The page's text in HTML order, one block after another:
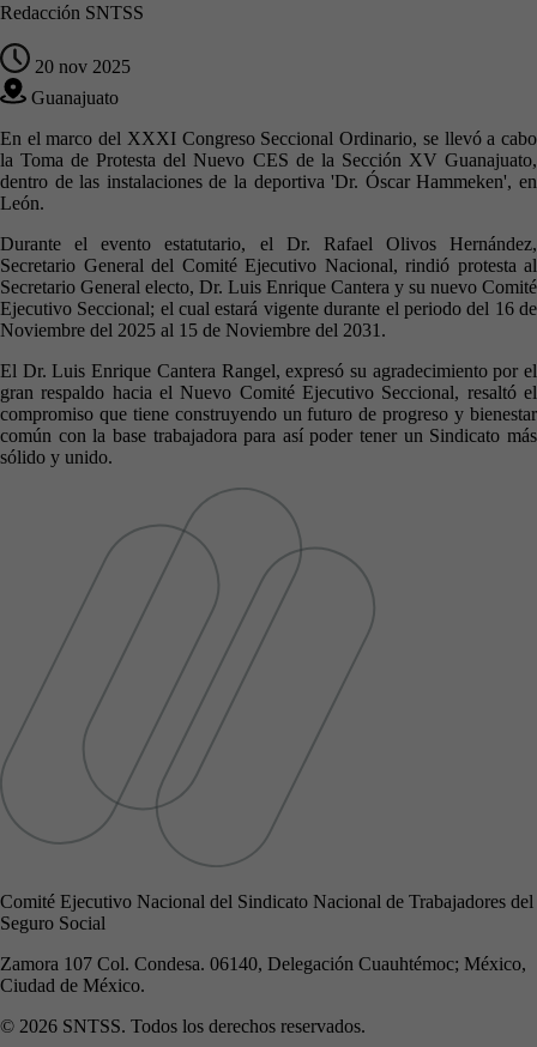
Redacción SNTSS
20 nov 2025
Guanajuato
En el marco del XXXI Congreso Seccional Ordinario, se llevó a cabo
la Toma de Protesta del Nuevo CES de la Sección XV Guanajuato,
dentro de las instalaciones de la deportiva 'Dr. Óscar Hammeken', en
León.
Durante el evento estatutario, el Dr. Rafael Olivos Hernández,
Secretario General del Comité Ejecutivo Nacional, rindió protesta al
Secretario General electo, Dr. Luis Enrique Cantera y su nuevo Comité
Ejecutivo Seccional; el cual estará vigente durante el periodo del 16 de
Noviembre del 2025 al 15 de Noviembre del 2031.
El Dr. Luis Enrique Cantera Rangel, expresó su agradecimiento por el
gran respaldo hacia el Nuevo Comité Ejecutivo Seccional, resaltó el
compromiso que tiene construyendo un futuro de progreso y bienestar
común con la base trabajadora para así poder tener un Sindicato más
sólido y unido.
Comité Ejecutivo Nacional del Sindicato Nacional de Trabajadores del
Seguro Social
Zamora 107 Col. Condesa. 06140, Delegación Cuauhtémoc; México,
Ciudad de México.
© 2026 SNTSS. Todos los derechos reservados.